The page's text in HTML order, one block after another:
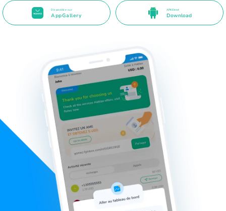
Disponible sur
AppGallery
APK Direct
Download